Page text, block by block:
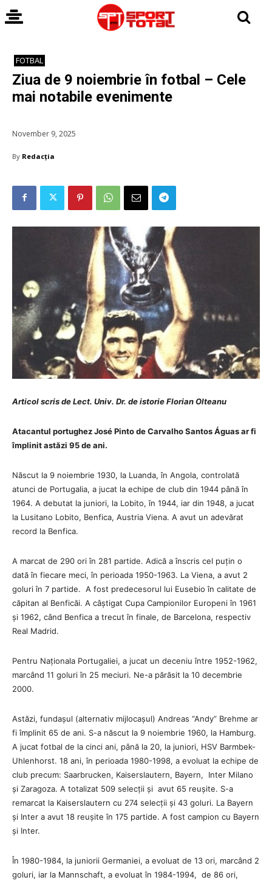
FOTBAL
Ziua de 9 noiembrie în fotbal – Cele
mai notabile evenimente
November 9, 2025
By Redacția
Articol scris de Lect. Univ. Dr. de istorie Florian Olteanu
Atacantul portughez José Pinto de Carvalho Santos Águas ar fi
împlinit astăzi 95 de ani.
Născut la 9 noiembrie 1930, la Luanda, în Angola, controlată
atunci de Portugalia, a jucat la echipe de club din 1944 până în
1964. A debutat la juniori, la Lobito, în 1944, iar din 1948, a jucat
la Lusitano Lobito, Benfica, Austria Viena. A avut un adevărat
record la Benfica.
A marcat de 290 ori în 281 partide. Adică a înscris cel puțin o
dată în fiecare meci, în perioada 1950-1963. La Viena, a avut 2
goluri în 7 partide. A fost predecesorul lui Eusebio în calitate de
căpitan al Benficăi. A câștigat Cupa Campionilor Europeni în 1961
și 1962, când Benfica a trecut în finale, de Barcelona, respectiv
Real Madrid.
Pentru Naționala Portugaliei, a jucat un deceniu între 1952-1962,
marcând 11 goluri în 25 meciuri. Ne-a părăsit la 10 decembrie
2000.
Astăzi, fundașul (alternativ mijlocașul) Andreas “Andy” Brehme ar
fi împlinit 65 de ani. S-a născut la 9 noiembrie 1960, la Hamburg.
A jucat fotbal de la cinci ani, până la 20, la juniori, HSV Barmbek-
Uhlenhorst. 18 ani, în perioada 1980-1998, a evoluat la echipe de
club precum: Saarbrucken, Kaiserslautern, Bayern, Inter Milano
și Zaragoza. A totalizat 509 selecții și avut 65 reușite. S-a
remarcat la Kaiserslautern cu 274 selecții și 43 goluri. La Bayern
și Inter a avut 18 reușite în 175 partide. A fost campion cu Bayern
și Inter.
În 1980-1984, la juniorii Germaniei, a evoluat de 13 ori, marcând 2
goluri, iar la Mannschaft, a evoluat în 1984-1994, de 86 ori,